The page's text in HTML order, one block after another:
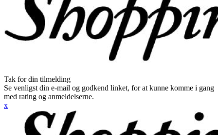
Tak for din tilmelding
Se venligst din e-mail og godkend linket, for at kunne komme i gang
med rating og anmeldelserne.
x